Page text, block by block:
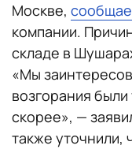
Москве,
компании.
складе в
«Мы
возгорания
скорее»‎, —
также уточнили,